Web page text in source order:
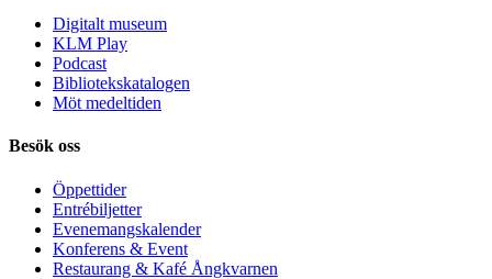
Digitalt museum
KLM Play
Podcast
Bibliotekskatalogen
Möt medeltiden
Besök oss
Öppettider
Entrébiljetter
Evenemangskalender
Konferens & Event
Restaurang & Kafé Ångkvarnen